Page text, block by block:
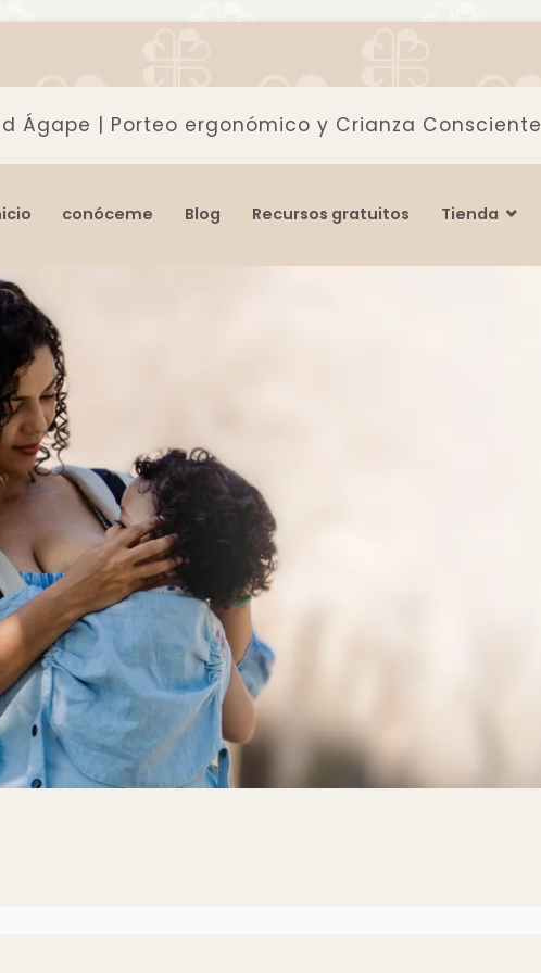
Ágape | Porteo ergonómico y Crianza Consciente
y Crianza Consciente
conóceme Blog Recursos gratuitos Tienda